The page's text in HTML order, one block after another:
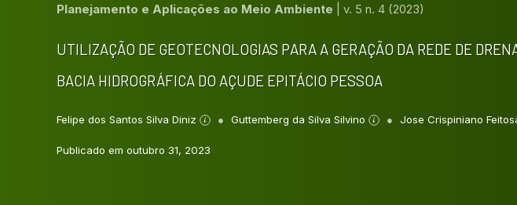
Planejamento e Aplicações ao Meio Ambiente v. 5 n. 4 (2023)
UTILIZAÇÃO DE GEOTECNOLOGIAS PARA A GERAÇÃO DA REDE DE
BACIA HIDROGRÁFICA DO AÇUDE EPITÁCIO PESSOA
Felipe dos Santos Silva Diniz Guttemberg da Silva Silvino Jose Crispiniano
Publicado em outubro 31, 2023